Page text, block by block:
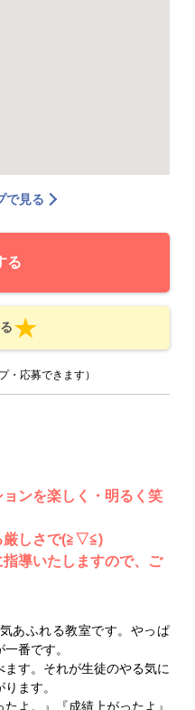
で見る
る
・応募できます）
ンを楽しく・明るく笑
厳しさで(≧▽≦)
導いたしますので、ご
あふれる教室です。やっぱ
番です。
す。それが生徒のやる気に
ます。
よ。』『成績上がったよ』